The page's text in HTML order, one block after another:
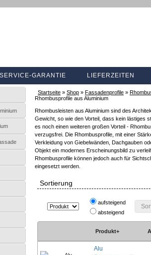
SERVICE-GARANTIE LIEFERZEITEN
Startseite» Shop» Fassadenprofile»
Rhombusprofile aus Aluminium
Rhombusleisten aus Aluminium sind des
Gewicht, so wie den Vorteil, dass kein lästiges
es noch einen weiteren großen Vorteil -
verzugsfrei. Die Rhombusprofile, mit einer
Verkleidung von Giebelwänden, Dachgauben
Objekt ein modernes Erscheinungsbild zu
Rhombusprofile können jedoch auch für
eingesetzt werden.
Sortierung
aufsteigend
absteigend
Produkt+
Alu